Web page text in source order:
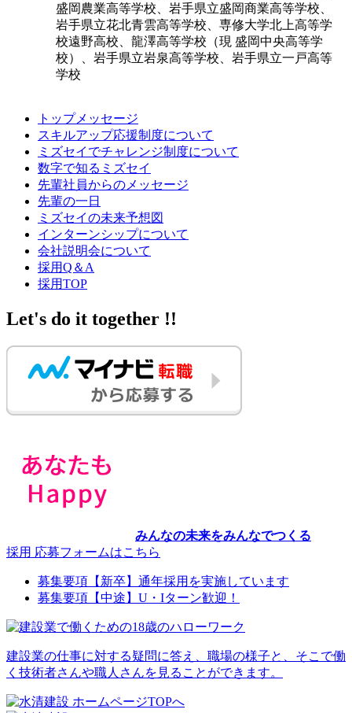
盛岡農業高等学校、岩手県立盛岡商業高等学校、
岩手県立花北青雲高等学校、専修大学北上高等学
校遠野高校、龍澤高等学校（現 盛岡中央高等学
校）、岩手県立岩泉高等学校、岩手県立一戸高等
学校
トップメッセージ
スキルアップ応援制度について
ミズセイでチャレンジ制度について
数字で知るミズセイ
先輩社員からのメッセージ
先輩の一日
ミズセイの未来予想図
インターンシップについて
会社説明会について
採用Q＆A
採用TOP
Let's do it together !!
みんなの未来をみんなでつくる
採用 応募フォームはこちら
募集要項【新卒】 通年採用を実施しています
募集要項【中途】 U・Iターン歓迎！
建設業の仕事に対する疑問に答え、職場の様子と、そこで働
く技術者さんや職人さんを見ることができます。